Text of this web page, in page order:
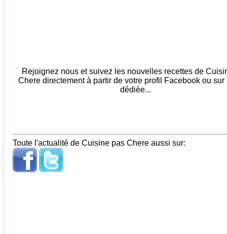
Rejoignez nous et suivez les nouvelles recettes de
Chere directement à partir de votre profil Facebook ou sur
dédiée...
Toute l'actualité de Cuisine pas Chere aussi sur: